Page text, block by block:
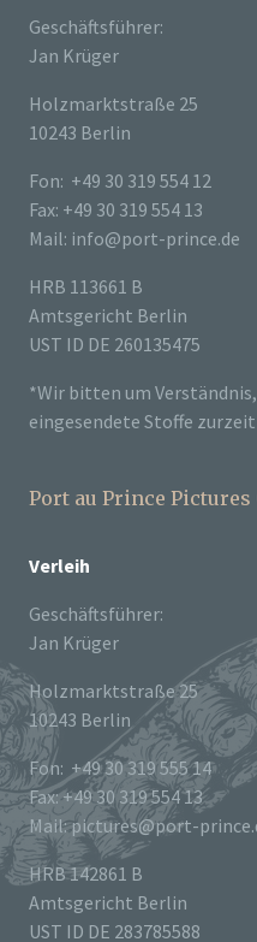
Geschäftsführer:
Jan Krüger
Holzmarktstraße 25
10243 Berlin
Fon: +49 30 319 554 12
Fax: +49 30 319 554 13
Mail: info@port-prince.de
HRB 113661 B
Amtsgericht Berlin
UST ID DE 260135475
*Wir bitten um
eingesendete Stoffe
Port au Prince Pictures
Verleih
Geschäftsführer:
Jan Krüger
Holzmarktstraße 25
10243 Berlin
Fon: +49 30 319 555 14
Fax: +49 30 319 554 13
Mail: pictures@port-
HRB 142861 B
Amtsgericht Berlin
UST ID DE 283785588